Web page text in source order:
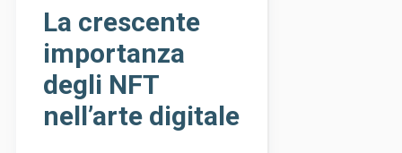
La crescente
importanza
degli NFT
nell’arte digitale